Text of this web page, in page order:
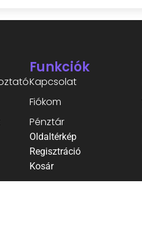
Funkciók
Kapcsolat
Fiókom
Pénztár
Oldaltérkép
Regisztráció
Kosár